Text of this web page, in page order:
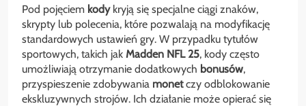
Pod pojęciem kodykryją się specjalne ciągi znaków,
skrypty lub polecenia, które pozwalają na modyfikację
standardowych ustawień gry. W przypadku tytułów
sportowych, takich jak Madden NFL 25, kody często
umożliwiają otrzymanie dodatkowych bonusów,
przyspieszenie zdobywania monetczy odblokowanie
ekskluzywnych strojów. Ich działanie może opierać się